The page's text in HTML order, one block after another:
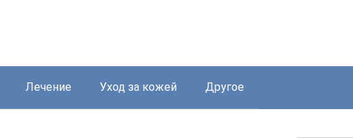
Лечение Уход за кожей Другое